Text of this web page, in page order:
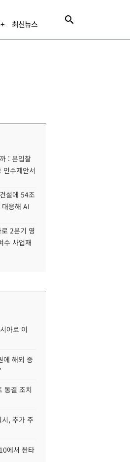
최신뉴스
: 본입찰
인수제안서
설에 54조
응해 AI
2분기 영
수 사업재
아로 이
에 해외 증
동결 조치
, 추가 주
에서 싼타